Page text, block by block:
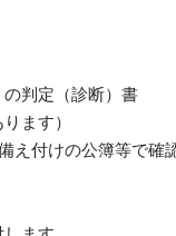
判定（診断）書
ます）
付けの公簿等で確